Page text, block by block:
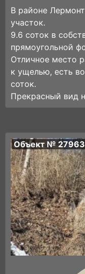
В районе
участок.
9.6 соток в
прямоугольной
Отличное место
к ущелью, есть
соток.
Прекрасный вид
Объект № 27963